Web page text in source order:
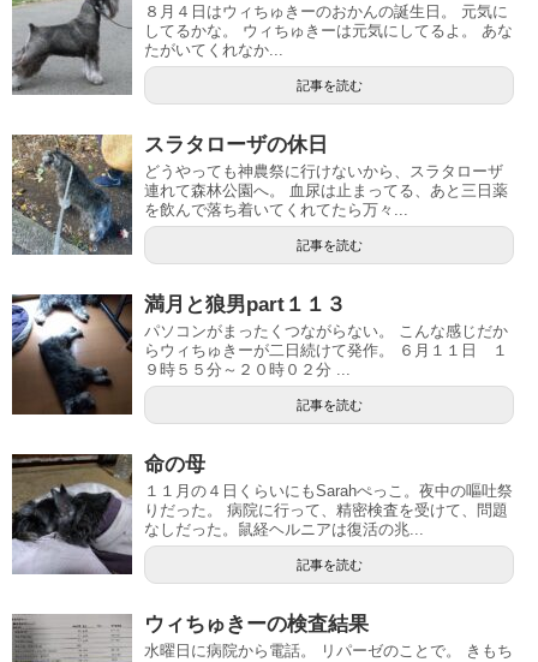
８月４日はウィちゅきーのおかんの誕生日。 元気に
してるかな。 ウィちゅきーは元気にしてるよ。 あな
たがいてくれなか...
記事を読む
スラタローザの休日
どうやっても神農祭に行けないから、スラタローザ
連れて森林公園へ。 血尿は止まってる、あと三日薬
を飲んで落ち着いてくれてたら万々...
記事を読む
満月と狼男part１１３
パソコンがまったくつながらない。 こんな感じだか
らウィちゅきーが二日続けて発作。 ６月１１日 １
９時５５分～２０時０２分 ...
記事を読む
命の母
１１月の４日くらいにもSarahぺっこ。夜中の嘔吐祭
りだった。 病院に行って、精密検査を受けて、問題
なしだった。鼠経ヘルニアは復活の兆...
記事を読む
ウィちゅきーの検査結果
水曜日に病院から電話。 リパーゼのことで。 きもち